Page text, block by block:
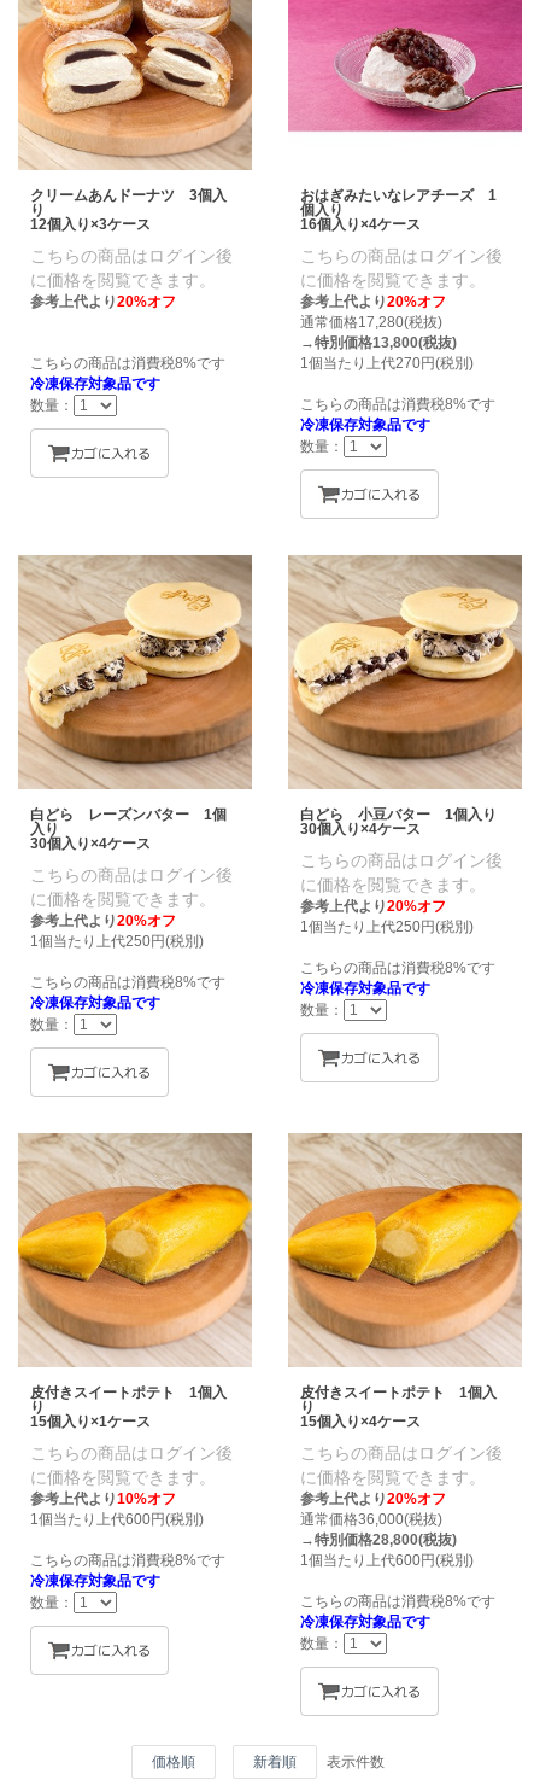
クリームあんドーナツ 3個入
り
12個入り×3ケース
こちらの商品はログイン後
に価格を閲覧できます。
参考上代より20%オフ
こちらの商品は消費税8%です
冷凍保存対象品です
数量：
おはぎみたいなレアチーズ 1
個入り
16個入り×4ケース
こちらの商品はログイン後
に価格を閲覧できます。
参考上代より20%オフ
通常価格17,280(税抜)
→特別価格13,800(税抜)
1個当たり上代270円(税別)
こちらの商品は消費税8%です
冷凍保存対象品です
数量：
白どら レーズンバター 1個
入り
30個入り×4ケース
こちらの商品はログイン後
に価格を閲覧できます。
参考上代より20%オフ
1個当たり上代250円(税別)
こちらの商品は消費税8%です
冷凍保存対象品です
数量：
白どら 小豆バター 1個入り
30個入り×4ケース
こちらの商品はログイン後
に価格を閲覧できます。
参考上代より20%オフ
1個当たり上代250円(税別)
こちらの商品は消費税8%です
冷凍保存対象品です
数量：
皮付きスイートポテト 1個入
り
15個入り×1ケース
こちらの商品はログイン後
に価格を閲覧できます。
参考上代より10%オフ
1個当たり上代600円(税別)
こちらの商品は消費税8%です
冷凍保存対象品です
数量：
皮付きスイートポテト 1個入
り
15個入り×4ケース
こちらの商品はログイン後
に価格を閲覧できます。
参考上代より20%オフ
通常価格36,000(税抜)
→特別価格28,800(税抜)
1個当たり上代600円(税別)
こちらの商品は消費税8%です
冷凍保存対象品です
数量：
価格順 新着順 表示件数